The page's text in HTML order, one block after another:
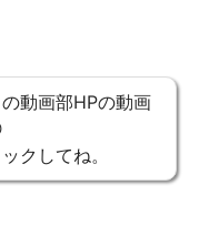
動画部HPの動画
クしてね。